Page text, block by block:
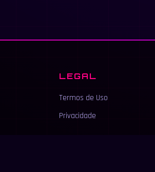
LEGAL
Termos de Uso
Privacidade